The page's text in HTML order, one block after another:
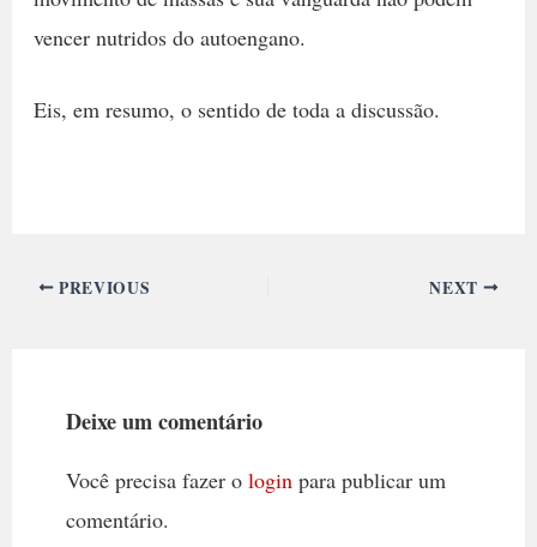
vencer nutridos do autoengano.
Eis, em resumo, o sentido de toda a discussão.
PREVIOUS NEXT
Deixe um comentário
Você precisa fazer o loginpara publicar um
comentário.